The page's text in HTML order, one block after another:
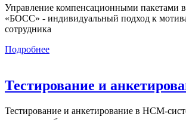
Управление компенсационными пакетами
«БОСС» - индивидуальный подход к
сотрудника
Подробнее
Тестирование и
Тестирование и анкетирование в HCM-